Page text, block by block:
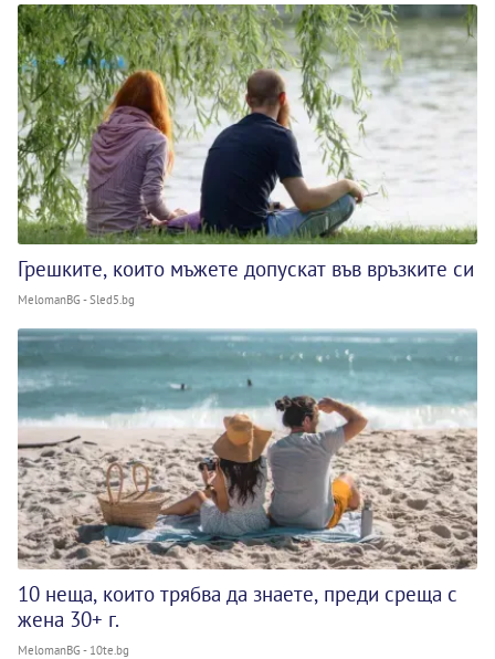
Грешките, които мъжете допускат във връзките си
MelomanBG - Sled5.bg
10 неща, които трябва да знаете, преди среща с
жена 30+ г.
MelomanBG - 10te.bg